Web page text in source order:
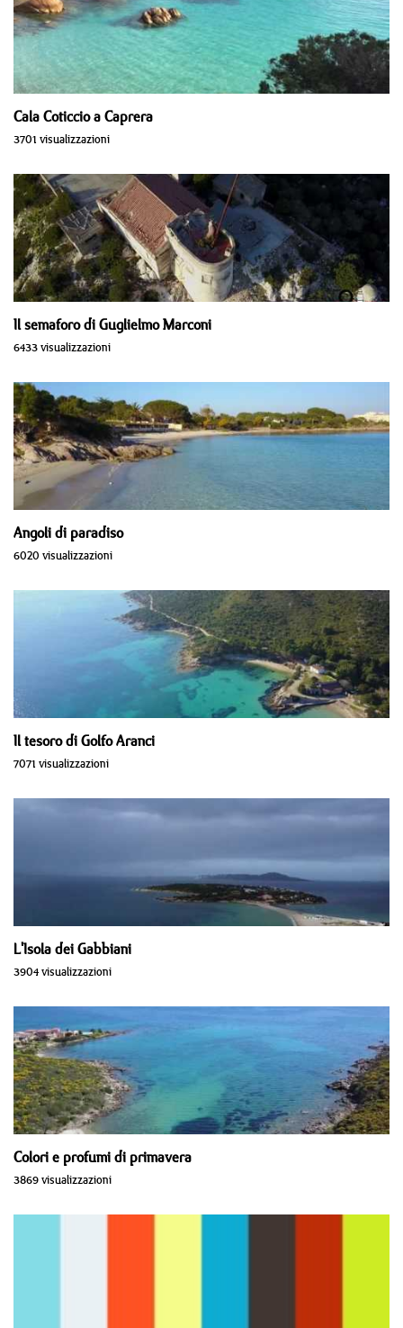
Cala Coticcio a Caprera
3701 visualizzazioni
Il semaforo di Guglielmo Marconi
6433 visualizzazioni
Angoli di paradiso
6020 visualizzazioni
Il tesoro di Golfo Aranci
7071 visualizzazioni
L'Isola dei Gabbiani
3904 visualizzazioni
Colori e profumi di primavera
3869 visualizzazioni